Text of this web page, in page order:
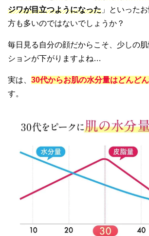
ジワが目立つようになった 」といった
方も多いのではないでしょうか？
毎日見る自分の顔だからこそ、少しの
ションが下がりますよね…
実は、 30代からお肌の水分量はどんど
す。